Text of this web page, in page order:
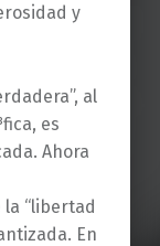
y
al
es
Ahora
“libertad
En